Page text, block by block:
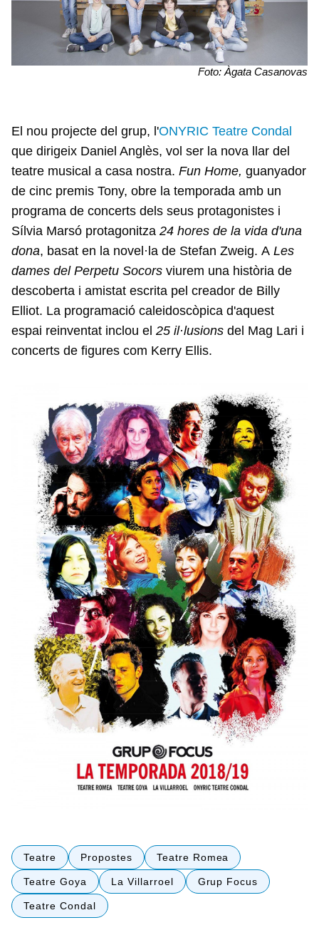
Foto: Àgata Casanovas
El nou projecte del grup, l'ONYRIC Teatre Condal
que dirigeix Daniel Anglès, vol ser la nova llar del
teatre musical a casa nostra. Fun Home, guanyador
de cinc premis Tony, obre la temporada amb un
programa de concerts dels seus protagonistes i
Sílvia Marsó protagonitza 24 hores de la vida d'una
dona, basat en la novel·la de Stefan Zweig. A Les
dames del Perpetu Socors viurem una història de
descoberta i amistat escrita pel creador de Billy
Elliot. La programació caleidoscòpica d'aquest
espai reinventat inclou el 25 il·lusions del Mag Lari i
concerts de figures com Kerry Ellis.
Teatre Propostes Teatre Romea
Teatre Goya La Villarroel Grup Focus
Teatre Condal